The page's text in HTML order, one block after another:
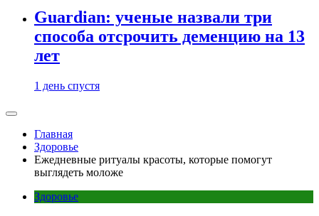
Guardian: ученые назвали три
способа отсрочить деменцию на 13
лет
1 день спустя
Главная
Здоровье
Ежедневные ритуалы красоты, которые помогут
выглядеть моложе
Здоровье